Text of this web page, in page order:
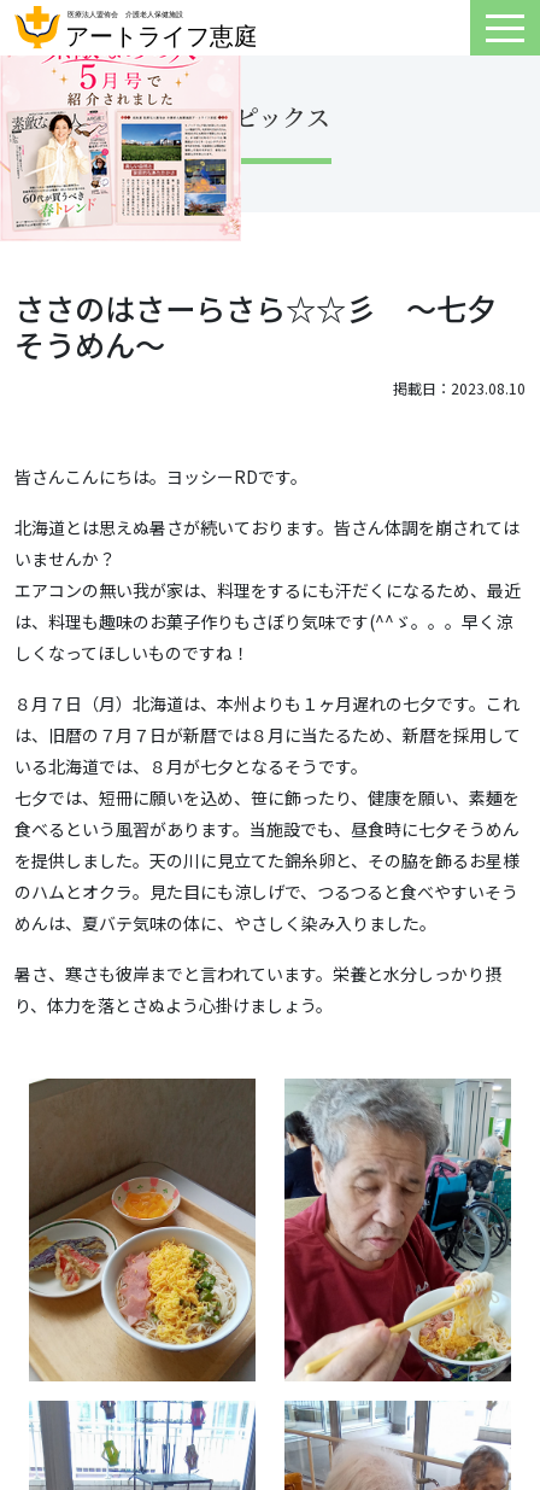
トピックス
ささのはさーらさら☆☆彡 ～七夕
そうめん～
掲載日：2023.08.10
皆さんこんにちは。ヨッシーRDです。
北海道とは思えぬ暑さが続いております。皆さん体調を崩されては
いませんか？
エアコンの無い我が家は、料理をするにも汗だくになるため、最近
は、料理も趣味のお菓子作りもさぼり気味です(^^ゞ。。。早く涼
しくなってほしいものですね！
８月７日（月）北海道は、本州よりも１ヶ月遅れの七夕です。これ
は、旧暦の７月７日が新暦では８月に当たるため、新暦を採用して
いる北海道では、８月が七夕となるそうです。
七夕では、短冊に願いを込め、笹に飾ったり、健康を願い、素麺を
食べるという風習があります。当施設でも、昼食時に七夕そうめん
を提供しました。天の川に見立てた錦糸卵と、その脇を飾るお星様
のハムとオクラ。見た目にも涼しげで、つるつると食べやすいそう
めんは、夏バテ気味の体に、やさしく染み入りました。
暑さ、寒さも彼岸までと言われています。栄養と水分しっかり摂
り、体力を落とさぬよう心掛けましょう。